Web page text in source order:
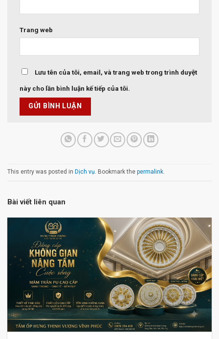
Trang web
Lưu tên của tôi, email, và trang web trong trình duyệt
này cho lần bình luận kế tiếp của tôi.
This entry was posted in Dịch vụ. Bookmark the permalink.
Bài viết liên quan